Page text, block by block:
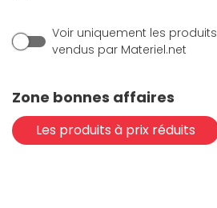
Voir uniquement les produits
vendus par Materiel.net
Zone bonnes affaires
Les produits à prix réduits